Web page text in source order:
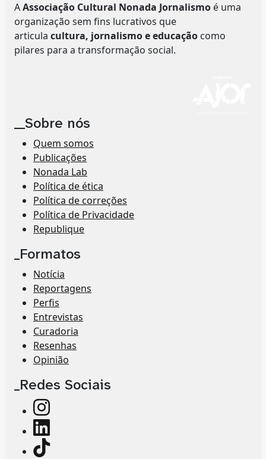
AAssociação Cultural Nonada Jornalismo é uma
organização sem fins lucrativos que
articula cultura, jornalismo e educação como
pilares para a transformação social.
__Sobre nós
Quem somos
Publicações
Nonada Lab
Política de ética
Política de correções
Política de Privacidade
Republique
_Formatos
Notícia
Reportagens
Perfis
Entrevistas
Curadoria
Resenhas
Opinião
_Redes Sociais